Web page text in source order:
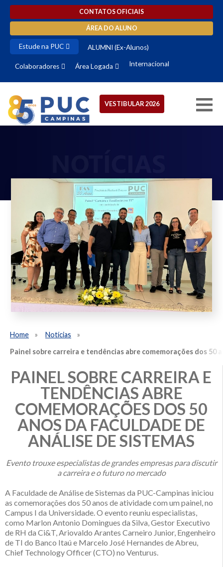
CONTATOS OFICIAIS
ÁREA DO ALUNO
Estude na PUC ALUMNI (Ex-Alunos)
Colaboradores Área Logada Internacional
VESTIBULAR 2026
Home
Notícias
Painel sobre carreira e tendências abre comemorações dos 50
PAINEL SOBRE CARREIRA E
TENDÊNCIAS ABRE
COMEMORAÇÕES DOS 50
ANOS DA FACULDADE DE
ANÁLISE DE SISTEMAS
Evento trouxe especialistas de grandes empresas para discutir
a carreira e o futuro no mercado
A Faculdade de Análise de Sistemas da PUC-Campinas iniciou
as comemorações dos 50 anos de atividade com um painel, no
Campus I da Universidade. O evento reuniu especialistas,
como Marlon Antonio Domingues da Silva, Gestor Executivo
de RH da Ci&T, Ariovaldo Arantes Carneiro Junior, Engenheiro
de TI do Banco Itaú e Marcelo José Hernandes de Abreu,
Chief Technology Officer (CTO) no Venturus.